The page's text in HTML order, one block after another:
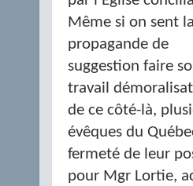
Même si on sent la
propagande de
suggestion faire
travail
de ce côté-là,
évêques du
fermeté de leur
pour Mgr Lortie,